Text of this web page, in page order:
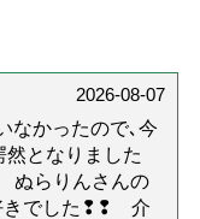
2026-08-07
なかったので､今
然となりました
ぬらりんさんの
きでした❢❢ 介